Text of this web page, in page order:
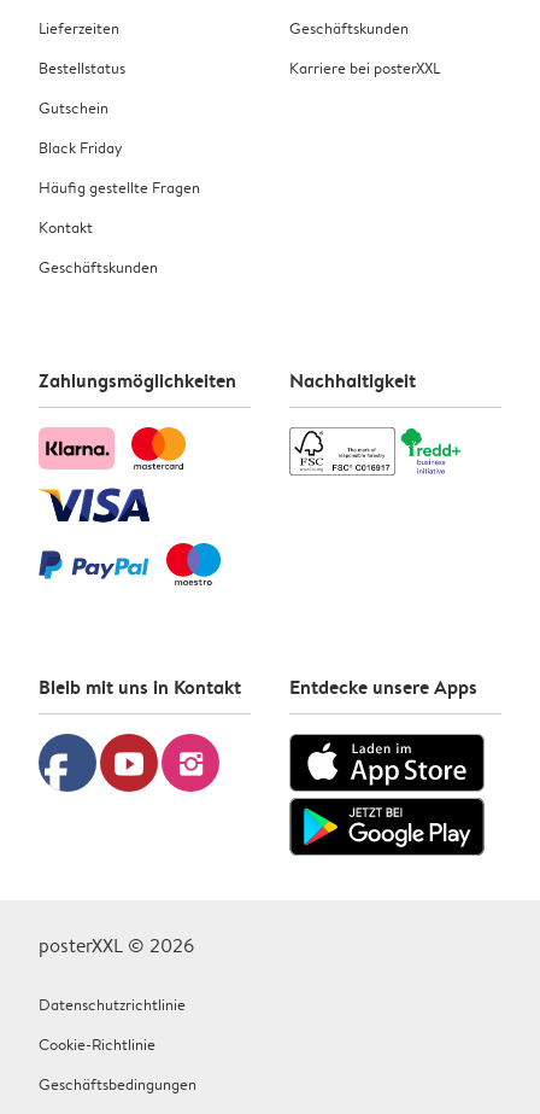
Lieferzeiten
Bestellstatus
Gutschein
Black Friday
Häufig gestellte Fragen
Kontakt
Geschäftskunden
Geschäftskunden
Karriere bei posterXXL
Zahlungsmöglichkeiten Nachhaltigkeit
Bleib mit uns in Kontakt
facebook youtube instagram
Entdecke unsere Apps
posterXXL © 2026
Datenschutzrichtlinie
Cookie-Richtlinie
Geschäftsbedingungen